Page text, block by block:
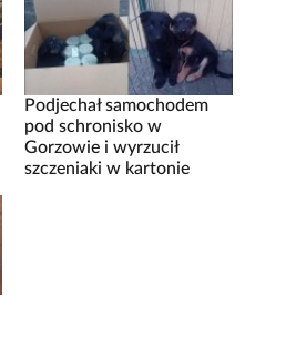
Podjechał samochodem
pod schronisko w
Gorzowie i wyrzucił
szczeniaki w kartonie